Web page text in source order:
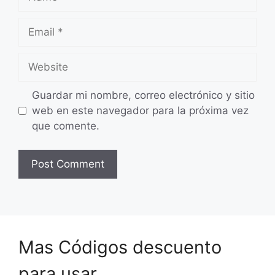
Email
Website
Guardar mi nombre, correo electrónico y sitio
web en este navegador para la próxima vez
que comente.
Mas Códigos descuento